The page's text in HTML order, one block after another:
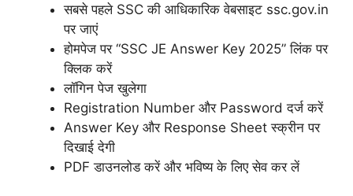
सबसे पहले SSC की आधिकारिक वेबसाइट ssc.gov.in
पर जाएं
होमपेज पर “SSC JE Answer Key 2025” लिंक पर
क्लिक करें
लॉगिन पेज खुलेगा
Registration Number और Password दर्ज करें
Answer Key और Response Sheet स्क्रीन पर
दिखाई देगी
PDF डाउनलोड करें और भविष्य के लिए सेव कर लें